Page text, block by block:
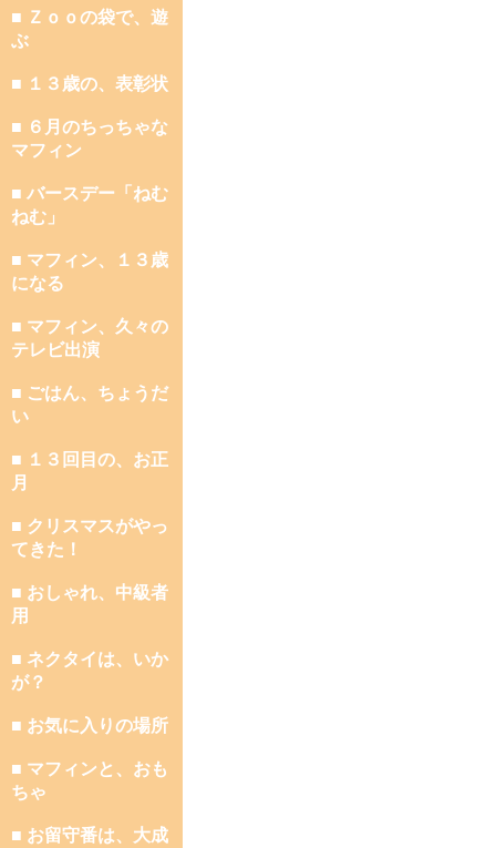
■ Ｚｏｏの袋で、遊
ぶ
■ １３歳の、表彰状
■ ６月のちっちゃな
マフィン
■ バースデー「ねむ
ねむ」
■ マフィン、１３歳
になる
■ マフィン、久々の
テレビ出演
■ ごはん、ちょうだ
い
■ １３回目の、お正
月
■ クリスマスがやっ
てきた！
■ おしゃれ、中級者
用
■ ネクタイは、いか
が？
■ お気に入りの場所
■ マフィンと、おも
ちゃ
■ お留守番は、大成